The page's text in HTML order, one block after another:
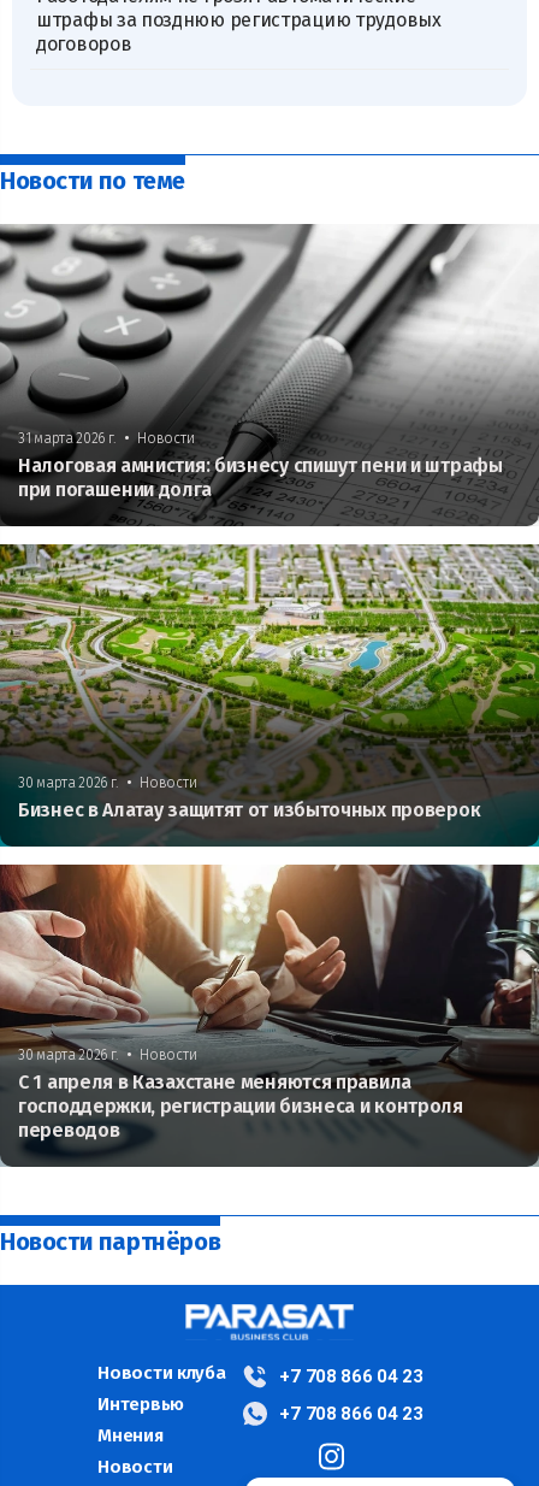
штрафы за позднюю регистрацию трудовых
договоров
Новости по теме
31 марта 2026 г. • Новости
Налоговая амнистия: бизнесу спишут пени и штрафы
при погашении долга
30 марта 2026 г. • Новости
Бизнес в Алатау защитят от избыточных проверок
30 марта 2026 г. • Новости
С 1 апреля в Казахстане меняются правила
господдержки, регистрации бизнеса и контроля
переводов
Новости партнёров
Новости клуба
Интервью
Мнения
Новости
+7 708 866 04 23
+7 708 866 04 23